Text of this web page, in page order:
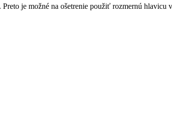
je možné na ošetrenie použiť rozmernú